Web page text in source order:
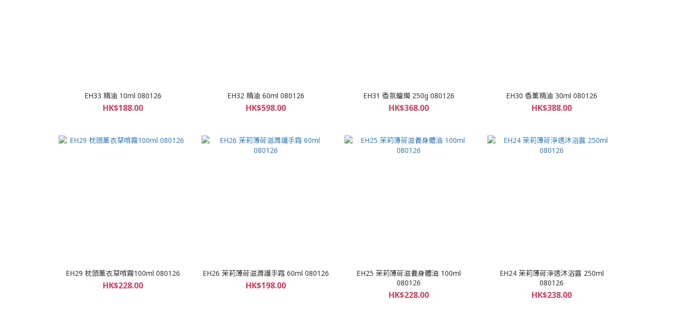
EH33 精油 10ml 080126
HK$188.00
EH32 精油 60ml 080126
HK$598.00
EH31 香氛蠟燭 250g 080126
HK$368.00
EH30 香薰精油 30ml 080126
HK$388.00
EH29 枕頭薰衣草噴霧100ml 080126
HK$228.00
EH26 茉莉薄荷滋潤護手霜 60ml 080126
HK$198.00
EH25 茉莉薄荷滋養身體油 100ml
080126
HK$228.00
EH24 茉莉薄荷淨透沐浴露 250ml
080126
HK$238.00